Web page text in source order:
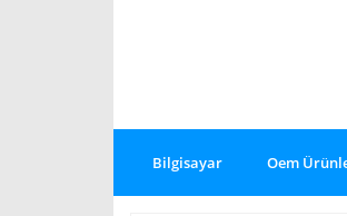
Bilgisayar Oem